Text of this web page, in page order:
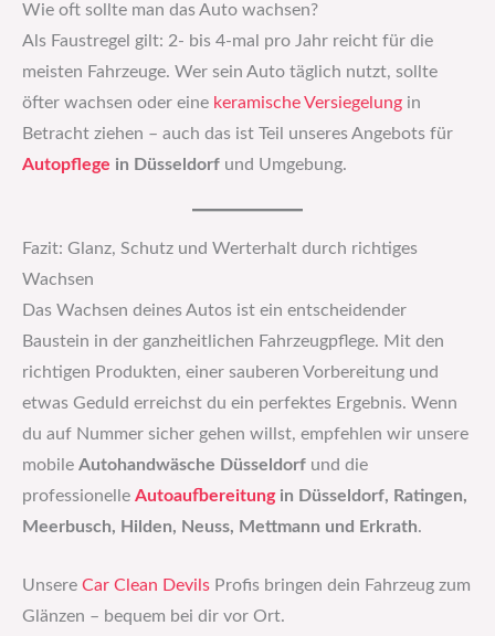
Wie oft sollte man das Auto wachsen?
Als Faustregel gilt: 2- bis 4-mal pro Jahr reicht für die
meisten Fahrzeuge. Wer sein Auto täglich nutzt, sollte
öfter wachsen oder eine keramische Versiegelung in
Betracht ziehen – auch das ist Teil unseres Angebots für
Autopflege in Düsseldorf und Umgebung.
Fazit: Glanz, Schutz und Werterhalt durch richtiges
Wachsen
Das Wachsen deines Autos ist ein entscheidender
Baustein in der ganzheitlichen Fahrzeugpflege. Mit den
richtigen Produkten, einer sauberen Vorbereitung und
etwas Geduld erreichst du ein perfektes Ergebnis. Wenn
du auf Nummer sicher gehen willst, empfehlen wir unsere
mobile Autohandwäsche Düsseldorf und die
professionelle Autoaufbereitungin Düsseldorf, Ratingen,
Meerbusch, Hilden, Neuss, Mettmann und Erkrath.
Unsere Car Clean Devils Profis bringen dein Fahrzeug zum
Glänzen – bequem bei dir vor Ort.